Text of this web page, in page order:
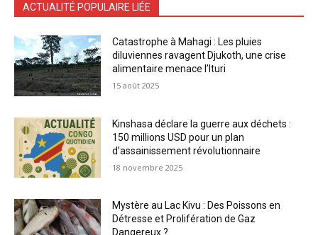
ACTUALITÉ POPULAIRE LIÉE
Catastrophe à Mahagi : Les pluies
diluviennes ravagent Djukoth, une crise
alimentaire menace l’Ituri
15 août 2025
Kinshasa déclare la guerre aux déchets :
150 millions USD pour un plan
d’assainissement révolutionnaire
18 novembre 2025
Mystère au Lac Kivu : Des Poissons en
Détresse et Prolifération de Gaz
Dangereux ?